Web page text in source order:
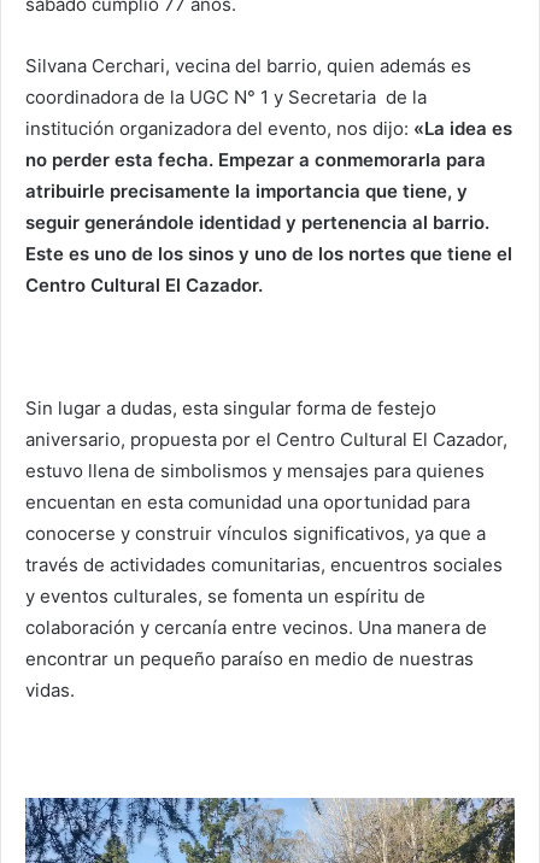
Silvana Cerchari, vecina del barrio, quien además es
coordinadora de la UGC N° 1 y Secretaria de la
institución organizadora del evento, nos dijo: «La idea es
no perder esta fecha. Empezar a conmemorarla para
atribuirle precisamente la importancia que tiene, y
seguir generándole identidad y pertenencia al barrio.
Este es uno de los sinos y uno de los nortes que tiene el
Centro Cultural El Cazador.
Sin lugar a dudas, esta singular forma de festejo
aniversario, propuesta por el Centro Cultural El Cazador,
estuvo llena de simbolismos y mensajes para quienes
encuentan en esta comunidad una oportunidad para
conocerse y construir vínculos significativos, ya que a
través de actividades comunitarias, encuentros sociales
y eventos culturales, se fomenta un espíritu de
colaboración y cercanía entre vecinos. Una manera de
encontrar un pequeño paraíso en medio de nuestras
vidas.